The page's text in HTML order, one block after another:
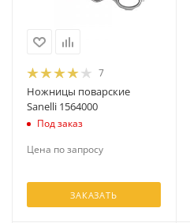
7
Ножницы поварские
Sanelli 1564000
Под заказ
Цена по запросу
ЗАКАЗАТЬ